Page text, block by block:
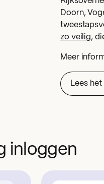
Doorn,
zo veilig,
Meer
Lees
inloggen